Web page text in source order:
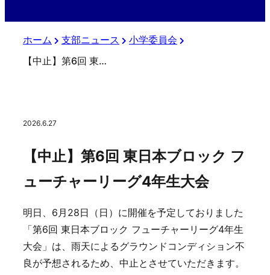
ホーム 支部ニュース
小学委員会
【中止】第6回 東日本ブロック フューチャーリーグ4年生大会
2026.6.27
【中止】第6回 東日本ブロック フ
ューチャーリーグ4年生大会
明日、6月28日（日）に開催を予定しておりました
「第6回 東日本ブロック フューチャーリーグ4年生
大会」は、雨天によるグラウンドコンディション不
良が予想されるため、中止とさせていただきます。